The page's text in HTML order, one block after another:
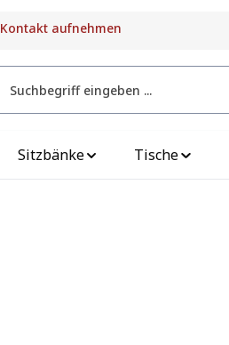
Kontakt aufnehmen
Sitzbänke Tische